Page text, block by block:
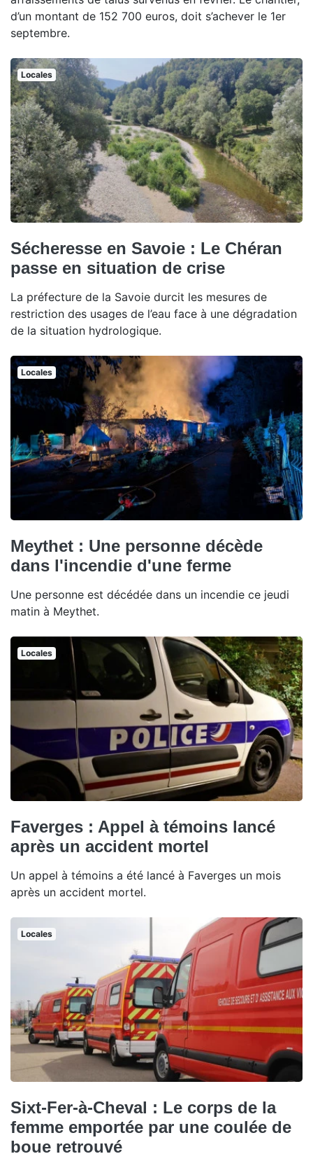
d’un montant de 152 700 euros, doit s’achever le 1er
septembre.
Locales
Sécheresse en Savoie : Le Chéran
passe en situation de crise
La préfecture de la Savoie durcit les mesures de
restriction des usages de l’eau face à une dégradation
de la situation hydrologique.
Locales
Meythet : Une personne décède
dans l'incendie d'une ferme
Une personne est décédée dans un incendie ce jeudi
matin à Meythet.
Locales
Faverges : Appel à témoins lancé
après un accident mortel
Un appel à témoins a été lancé à Faverges un mois
après un accident mortel.
Locales
Sixt-Fer-à-Cheval : Le corps de la
femme emportée par une coulée de
boue retrouvé